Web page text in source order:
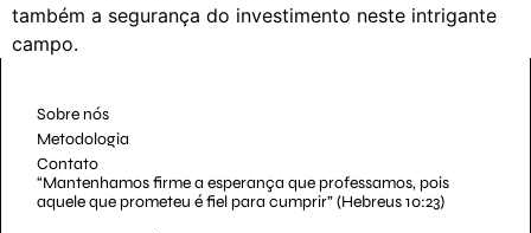
também a segurança do investimento neste intrigante
campo.
Sobre nós
Metodologia
Contato
“Mantenhamos firme a esperança que professamos, pois
aquele que prometeu é fiel para cumprir” (Hebreus 10:23)